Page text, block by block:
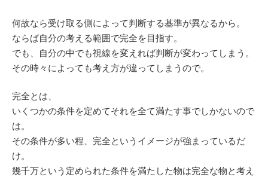
何故なら受け取る側によって判断する基準が異なるから。
ならば自分の考える範囲で完全を目指す。
でも、自分の中でも視線を変えれば判断が変わってしまう。
その時々によっても考え方が違ってしまうので。
完全とは、
いくつかの条件を定めてそれを全て満たす事でしかないので
は。
その条件が多い程、完全というイメージが強まっているだ
け。
幾千万という定められた条件を満たした物は完全な物と考え